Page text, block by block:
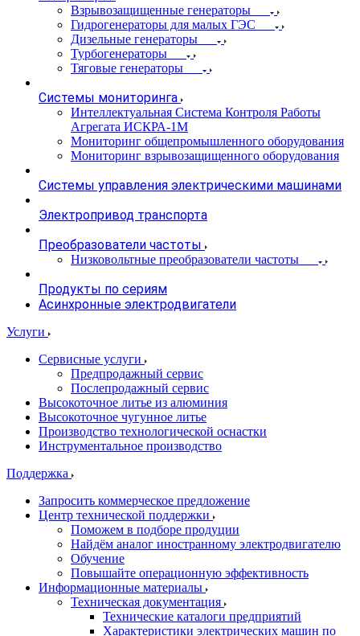
Взрывозащищенные генераторы
Гидрогенераторы для малых ГЭС
Дизельные генераторы
Турбогенераторы
Тяговые генераторы
Системы мониторинга
Интеллектуальная Система Контроля Работы
Агрегата ИСКРА-1М
Мониторинг общепромышленного оборудования
Мониторинг взрывозащищенного оборудования
Системы управления электрическими машинами
Электропривод транспорта
Преобразователи частоты
Низковольтные преобразователи частоты
Продукты по сериям
Асинхронные электродвигатели
Услуги
Сервисные услуги
Предпродажный сервис
Послепродажный сервис
Высокоточное литье из алюминия
Высокоточное чугунное литье
Производство технологической оснастки
Инструментальное производство
Поддержка
Запросить коммерческое предложение
Центр технической поддержки
Поможем в подборе продуции
Найдём аналог иностранному электродвигателю
Обучение
Повышайте операционную эффективность
Информационные материалы
Техническая документация
Технические каталоги предприятий
Характеристики электрических машин по